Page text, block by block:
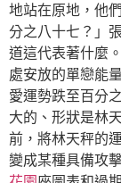
地站在原地，他
分之八十七？」
道這代表著什麼
處安放的單戀能
愛運勢跌至百分
大的、形狀是林
前，將林天秤的
變成某種具備攻